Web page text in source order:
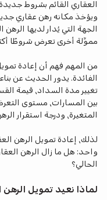
العقاري القائم بشروط
ويؤخذ مكانه رهن عقاري
الجهة التي يُدار لديها الرهن
مموِّلة أخرى تعرض شروطًا
من المهم فهم أن إعادة
الفائدة. يدور الحديث عن
تغيير مدة السداد، قيمة
بين المسارات، مستوى
المتغيرة، ودرجة استقرار
لذلك، إعادة تمويل الرهن
واحد: هل ما زال الرهن
الحالي؟
لماذا نعيد تمويل الرهن